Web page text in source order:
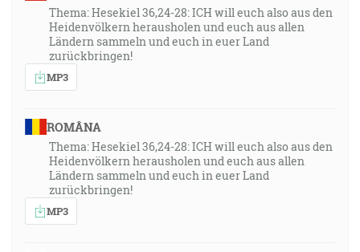
A keď nedostačovalo víno, povedala matka Ježišova
jemu: Nemajú vína. A Ježiš jej povedal: Čo mám s
tebou, ženo? Ešte neprišla moja hodina. … A Ježiš im
povedal: Naplňte nádoby vodou! A naplnili ich až po
vrch. A potom im povedal: Teraz naberajte a zaneste
Thema: Hesekiel 36,24-28: ICH will euch also aus den
Heidenvölkern herausholen und euch aus allen
Ländern sammeln und euch in euer Land
zurückbringen!
MP3
ROMÂNA
Thema: Hesekiel 36,24-28: ICH will euch also aus den
Heidenvölkern herausholen und euch aus allen
Ländern sammeln und euch in euer Land
zurückbringen!
MP3